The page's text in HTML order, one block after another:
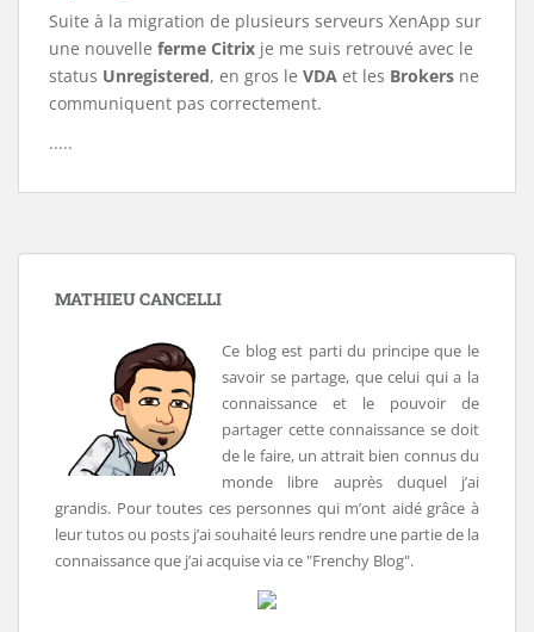
Suite à la migration de plusieurs serveurs XenApp sur
une nouvelle ferme Citrix je me suis retrouvé avec le
status Unregistered, en gros le VDA et les Brokers ne
communiquent pas correctement.
.....
MATHIEU CANCELLI
Ce blog est parti du principe que le
savoir se partage, que celui qui a la
connaissance et le pouvoir de
partager cette connaissance se doit
de le faire, un attrait bien connus du
monde libre auprès duquel j’ai
grandis. Pour toutes ces personnes qui m’ont aidé grâce à
leur tutos ou posts j’ai souhaité leurs rendre une partie de la
connaissance que j’ai acquise via ce "Frenchy Blog".